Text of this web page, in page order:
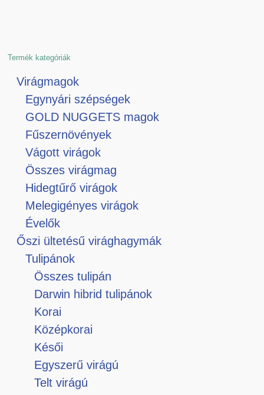
Termék kategóriák
Virágmagok
Egynyári szépségek
GOLD NUGGETS magok
Fűszernövények
Vágott virágok
Összes virágmag
Hidegtűrő virágok
Melegigényes virágok
Évelők
Őszi ültetésű virághagymák
Tulipánok
Összes tulipán
Darwin hibrid tulipánok
Korai
Középkorai
Késői
Egyszerű virágú
Telt virágú